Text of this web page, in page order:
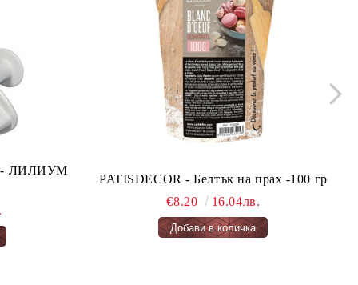
- ЛИЛИУМ
PATISDECOR - Белтък на прах -100 гр
€8.20
16.04лв.